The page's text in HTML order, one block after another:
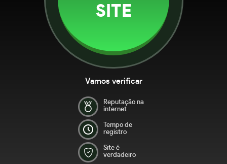
SITE
Vamos verificar
Reputação na
internet
Tempo de
registro
Site é
verdadeiro